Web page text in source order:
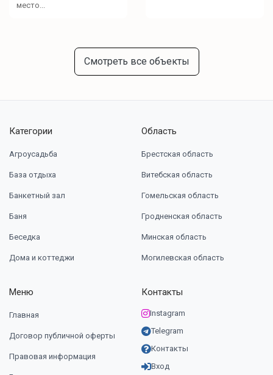
место...
Смотреть все объекты
Категории
Агроусадьба
База отдыха
Банкетный зал
Баня
Беседка
Дома и коттеджи
Область
Брестская область
Витебская область
Гомельская область
Гродненская область
Минская область
Могилевская область
Меню
Главная
Договор публичной оферты
Правовая информация
Контакты
Instagram
Telegram
Контакты
Вход